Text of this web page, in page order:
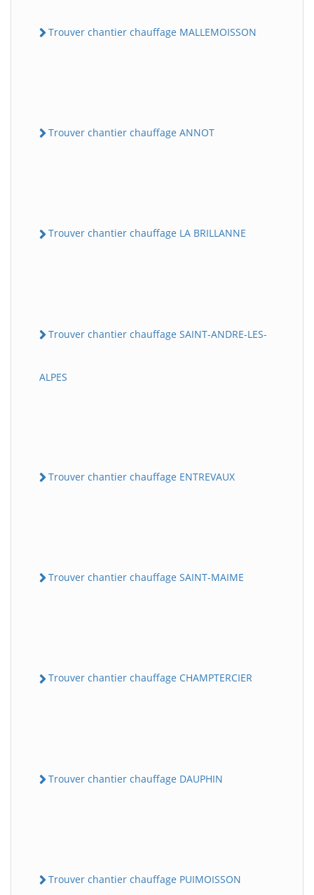
Trouver chantier chauffage MALLEMOISSON
Trouver chantier chauffage ANNOT
Trouver chantier chauffage LA BRILLANNE
Trouver chantier chauffage SAINT-ANDRE-LES-
ALPES
Trouver chantier chauffage ENTREVAUX
Trouver chantier chauffage SAINT-MAIME
Trouver chantier chauffage CHAMPTERCIER
Trouver chantier chauffage DAUPHIN
Trouver chantier chauffage PUIMOISSON